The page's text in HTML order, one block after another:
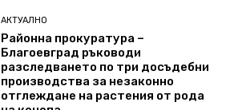
АКТУАЛНО
Районна прокуратура –
Благоевград ръководи
разследването по три досъдебни
производства за незаконно
отглеждане на растения от рода